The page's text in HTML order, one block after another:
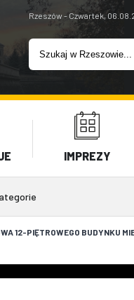
Rzeszów - Czwartek,
IMPREZY
12-PIĘTROWEGO BUDYNKU